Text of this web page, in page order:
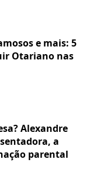
e mais: 5
Otariano nas
Alexandre
a
parental